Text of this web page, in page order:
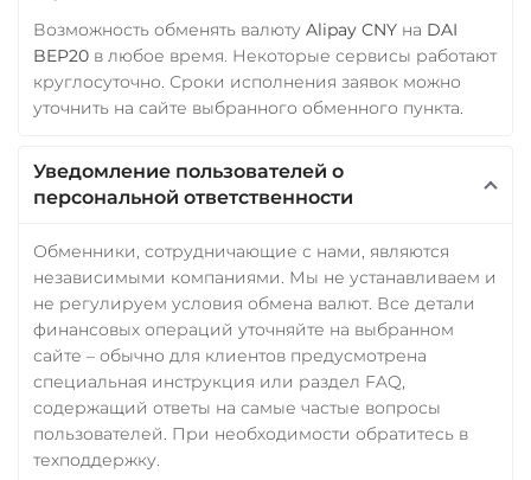
Возможность обменять валюту Alipay CNY на DAI
BEP20 в любое время. Некоторые сервисы работают
круглосуточно. Сроки исполнения заявок можно
уточнить на сайте выбранного обменного пункта.
Уведомление пользователей о
персональной ответственности
Обменники, сотрудничающие с нами, являются
независимыми компаниями. Мы не устанавливаем и
не регулируем условия обмена валют. Все детали
финансовых операций уточняйте на выбранном
сайте – обычно для клиентов предусмотрена
специальная инструкция или раздел FAQ,
содержащий ответы на самые частые вопросы
пользователей. При необходимости обратитесь в
техподдержку.